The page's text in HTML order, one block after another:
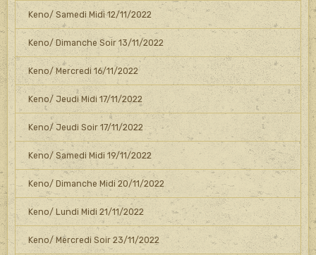
Keno/ Samedi Midi 12/11/2022
Keno/ Dimanche Soir 13/11/2022
Keno/ Mercredi 16/11/2022
Keno/ Jeudi Midi 17/11/2022
Keno/ Jeudi Soir 17/11/2022
Keno/ Samedi Midi 19/11/2022
Keno/ Dimanche Midi 20/11/2022
Keno/ Lundi Midi 21/11/2022
Keno/ Mercredi Soir 23/11/2022